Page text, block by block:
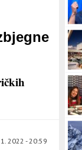
2022 - 20:59